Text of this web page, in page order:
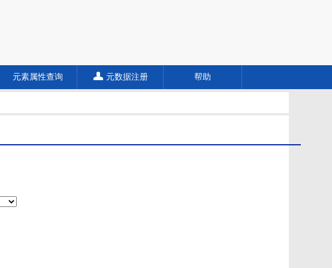
元素属性查询 元数据注册 帮助